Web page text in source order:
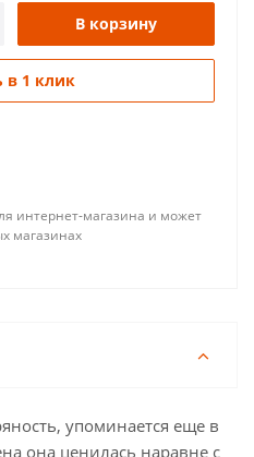
В корзину
в 1 клик
интернет-магазина и может
магазинах
упоминается еще в
она ценилась наравне с